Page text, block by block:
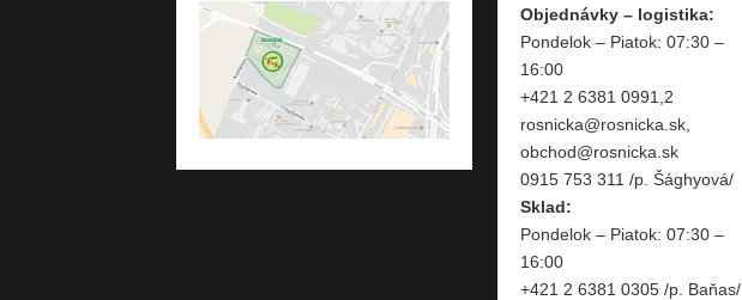
Objednávky – logistika:
Pondelok – Piatok: 07:30 –
16:00
+421 2 6381 0991,2
rosnicka@rosnicka.sk,
obchod@rosnicka.sk
0915 753 311 /p. Šághyová/
Sklad:
Pondelok – Piatok: 07:30 –
16:00
+421 2 6381 0305 /p. Baňas/